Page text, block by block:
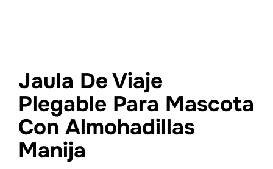
Jaula De Viaje
Plegable Para Mascota
Con Almohadillas
Manija